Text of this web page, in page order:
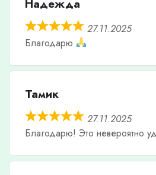
Надежда
27.11.2025
Благодарю
Тамик
27.11.2025
Благодарю! Это невероятно